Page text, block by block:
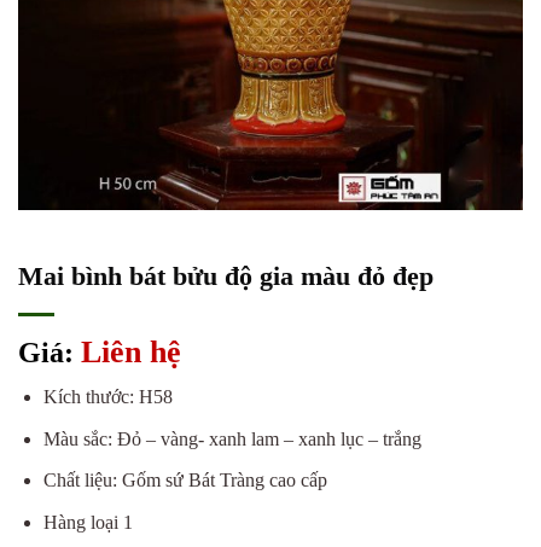
Mai bình bát bửu độ gia màu đỏ đẹp
Giá: Liên hệ
Kích thước: H58
Màu sắc: Đỏ – vàng- xanh lam – xanh lục – trắng
Chất liệu: Gốm sứ Bát Tràng cao cấp
Hàng loại 1